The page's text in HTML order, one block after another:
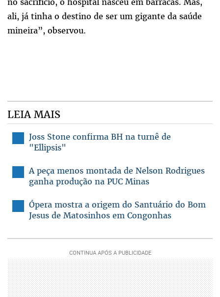
ali, já tinha o destino de ser um gigante da saúde
mineira”, observou.
LEIA MAIS
Joss Stone confirma BH na turnê de
"Ellipsis"
A peça menos montada de Nelson Rodrigues
ganha produção na PUC Minas
Ópera mostra a origem do Santuário do Bom
Jesus de Matosinhos em Congonhas